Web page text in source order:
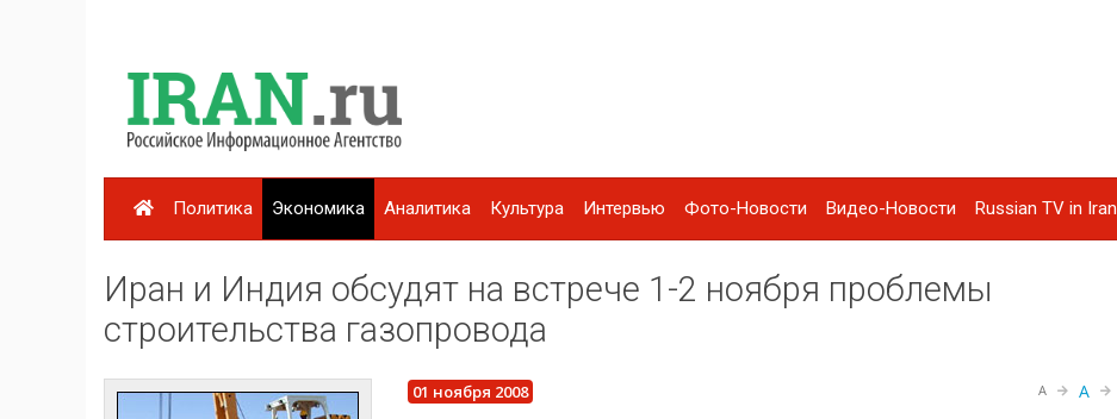
Политика Экономика Аналитика Культура Интервью Фото-Новости Видео-Новости Russian TV in Iran
Иран и Индия обсудят на встрече 1-2 ноября проблемы
строительства газопровода
01 ноября 2008 A A